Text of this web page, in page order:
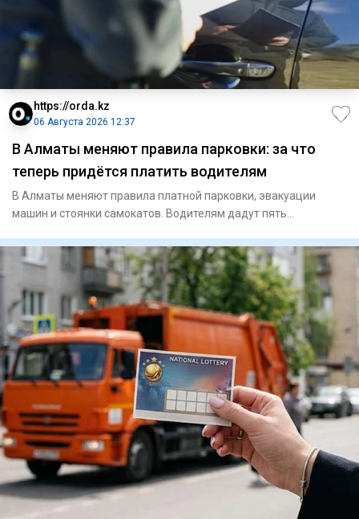
https://orda.kz
06 Августа 2026 12:37
В Алматы меняют правила парковки: за что
теперь придётся платить водителям
В Алматы меняют правила платной парковки, эвакуации
машин и стоянки самокатов. Водителям дадут пять